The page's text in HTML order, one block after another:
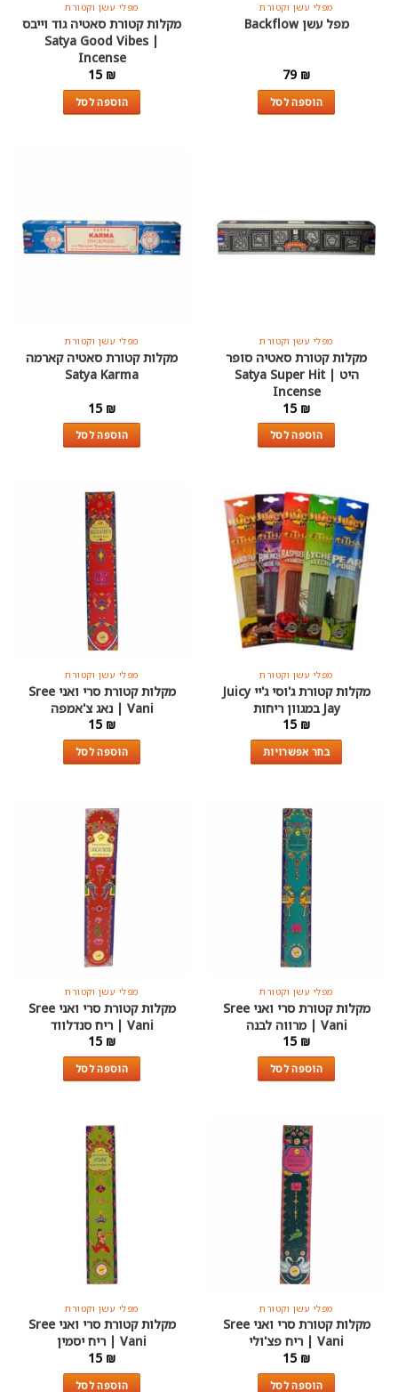
מפלי עשן וקטורת
מפל עשן Backflow
79 ₪
הוספה לסל
מפלי עשן וקטורת
מקלות קטורת סאטיה גוד וייבס
| Satya Good Vibes
Incense
15 ₪
הוספה לסל
מפלי עשן וקטורת
מקלות קטורת סאטיה סופר
היט | Satya Super Hit
Incense
15 ₪
הוספה לסל
מפלי עשן וקטורת
מקלות קטורת סאטיה קארמה
Satya Karma
15 ₪
הוספה לסל
מפלי עשן וקטורת
מקלות קטורת ג'וסי ג'יי Juicy
Jay במגוון ריחות
15 ₪
בחר אפשרויות
יש
מספר
סוגים.
ניתן
לבחור
את
האפשרויות
בעמוד
המוצר
מפלי עשן וקטורת
מקלות קטורת סרי ואני Sree
Vani | נאג צ'אמפה
15 ₪
הוספה לסל
מפלי עשן וקטורת
מקלות קטורת סרי ואני Sree
Vani | מרווה לבנה
15 ₪
הוספה לסל
מפלי עשן וקטורת
מקלות קטורת סרי ואני Sree
Vani | ריח סנדלווד
15 ₪
הוספה לסל
מפלי עשן וקטורת
מקלות קטורת סרי ואני Sree
Vani | ריח פצ'ולי
15 ₪
הוספה לסל
מפלי עשן וקטורת
מקלות קטורת סרי ואני Sree
Vani | ריח יסמין
15 ₪
הוספה לסל